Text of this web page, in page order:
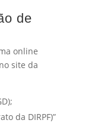
de
online
site da
da DIRPF)”